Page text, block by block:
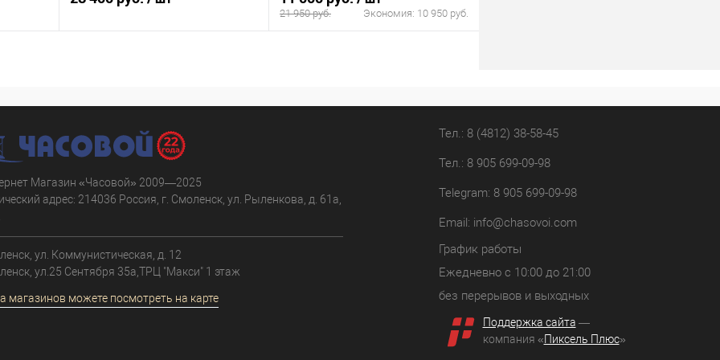
Купить в 1 клик
К сравнению
В избранное
21 950 руб. Экономия: 10 950 руб.
Купить в 1 клик
К сравнению
В наличии
Магазин «Часовой» 2009—2025
адрес: 214036 Россия, г. Смоленск, ул. Рыленкова, д. 61а,
ул. Коммунистическая, д. 12
ул.25 Сентября 35а,ТРЦ "Макси" 1 этаж
магазинов можете посмотреть на карте
Тел.: 8 (4812) 38-58-45
Тел.: 8 905 699-09-98
Telegram: 8 905 699-09-98
Email: info@chasovoi.com
График работы
Ежедневно с 10:00 до 21:00
без перерывов и выходных
Поддержка сайта —
компания «Пиксель Плюс»